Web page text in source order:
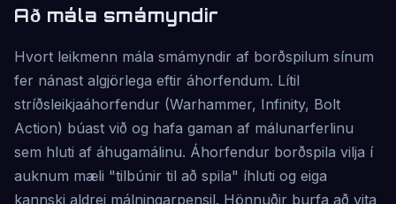
Að mála smámyndir
Hvort leikmenn mála smámyndir af borðspilum sínum
fer nánast algjörlega eftir áhorfendum. Lítil
stríðsleikjaáhorfendur (Warhammer, Infinity, Bolt
Action) búast við og hafa gaman af málunarferlinu
sem hluti af áhugamálinu. Áhorfendur borðspila vilja í
auknum mæli "tilbúnir til að spila" íhluti og eiga
kannski aldrei málningarpensil. Hönnuðir þurfa að vita